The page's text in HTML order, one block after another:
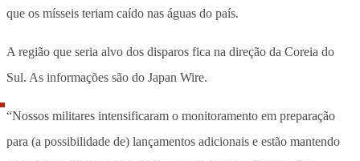
que os mísseis teriam caído nas águas do país.
A região que seria alvo dos disparos fica na direção da Coreia do
Sul. As informações são do Japan Wire.
“Nossos militares intensificaram o monitoramento em preparação
para (a possibilidade de) lançamentos adicionais e estão mantendo